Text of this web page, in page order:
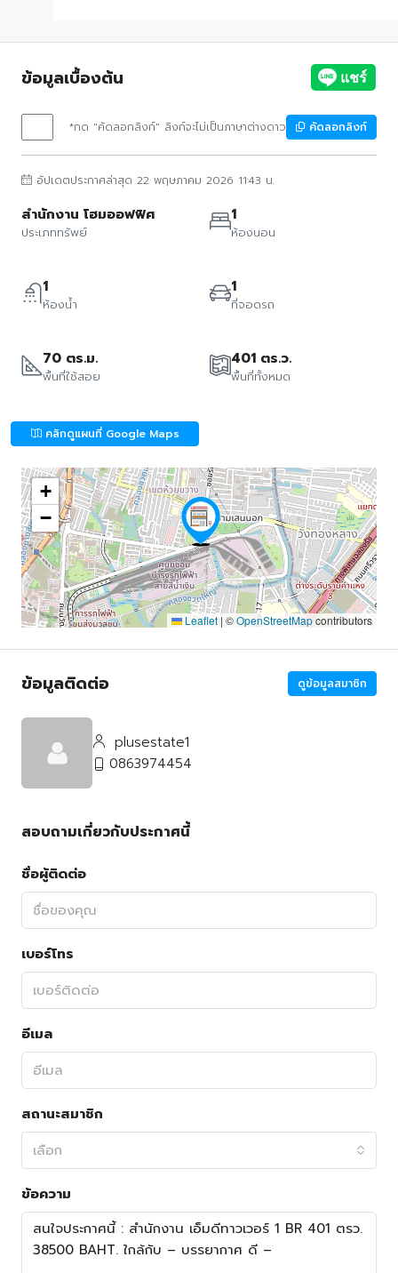
ข้อมูลเบื้องต้น
*กด "คัดลอกลิงก์" ลิงก์จะไม่เป็นภาษาต่างดาว คัดลอกลิงก์
อัปเดตประกาศล่าสุด 22 พฤษภาคม 2026 11:43 น.
สำนักงาน โฮมออฟฟิศ
ประเภททรัพย์
1
ห้องนอน
1
ห้องน้ำ
1
ที่จอดรถ
70 ตร.ม.
พื้นที่ใช้สอย
401 ตร.ว.
พื้นที่ทั้งหมด
คลิกดูแผนที่ Google Maps
+
−
Leaflet | ©OpenStreetMapcontributors
ข้อมูลติดต่อ ดูข้อมูลสมาชิก
plusestate1
0863974454
สอบถามเกี่ยวกับประกาศนี้
ชื่อผู้ติดต่อ
เบอร์โทร
อีเมล
สถานะสมาชิก
เลือก
ข้อความ